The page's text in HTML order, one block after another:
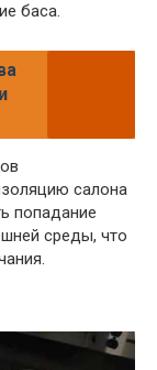
баса.
салона
попадание
среды, что